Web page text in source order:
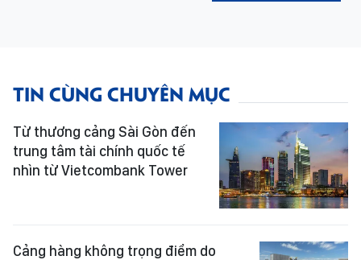
TIN CÙNG CHUYÊN MỤC
Từ thương cảng Sài Gòn đến
trung tâm tài chính quốc tế
nhìn từ Vietcombank Tower
Cảng hàng không trọng điểm do